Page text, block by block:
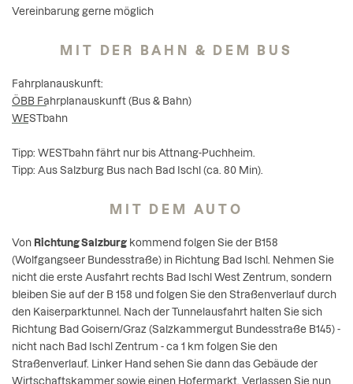
Vereinbarung gerne möglich
MIT DER BAHN & DEM BUS
Fahrplanauskunft:
ÖBB Fahrplanauskunft (Bus & Bahn)
WESTbahn
Tipp: WESTbahn fährt nur bis Attnang-Puchheim.
Tipp: Aus Salzburg Bus nach Bad Ischl (ca. 80 Min).
MIT DEM AUTO
Von Richtung Salzburg kommend folgen Sie der B158
(Wolfgangseer Bundesstraße) in Richtung Bad Ischl. Nehmen Sie
nicht die erste Ausfahrt rechts Bad Ischl West Zentrum, sondern
bleiben Sie auf der B 158 und folgen Sie den Straßenverlauf durch
den Kaiserparktunnel. Nach der Tunnelausfahrt halten Sie sich
Richtung Bad Goisern/Graz (Salzkammergut Bundesstraße B145) -
nicht nach Bad Ischl Zentrum - ca 1 km folgen Sie den
Straßenverlauf. Linker Hand sehen Sie dann das Gebäude der
Wirtschaftskammer sowie einen Hofermarkt. Verlassen Sie nun